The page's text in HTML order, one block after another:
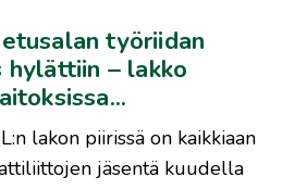
työriidan
– lakko
lakon piirissä on kaikkiaan
jäsentä kuudella